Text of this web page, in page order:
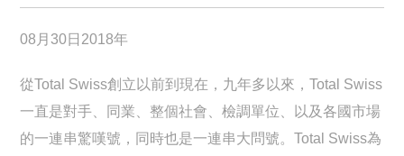
联系我们
08月30日2018年
從Total Swiss創立以前到現在，九年多以來，Total Swiss
一直是對手、同業、整個社會、檢調單位、以及各國市場
的一連串驚嘆號，同時也是一連串大問號。Total Swiss為